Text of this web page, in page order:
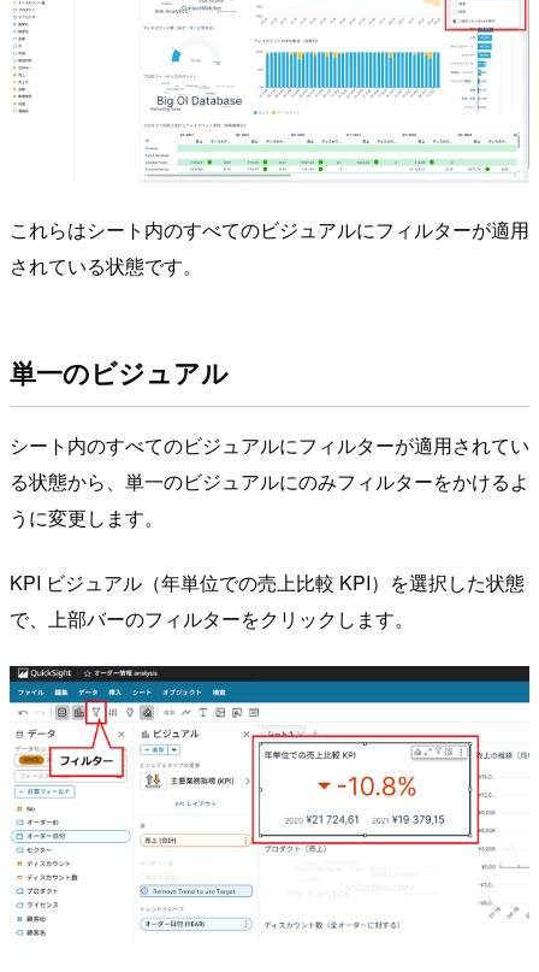
これらはシート内のすべてのビジュアルにフィルターが適用
されている状態です。
単一のビジュアル
シート内のすべてのビジュアルにフィルターが適用されてい
る状態から、単一のビジュアルにのみフィルターをかけるよ
うに変更します。
KPI ビジュアル（年単位での売上比較 KPI）を選択した状態
で、上部バーのフィルターをクリックします。